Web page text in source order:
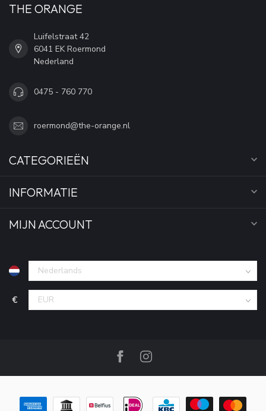
THE ORANGE
Luifelstraat 42
6041 EK Roermond
Nederland
0475 - 760 770
roermond@the-orange.nl
CATEGORIEËN
INFORMATIE
MIJN ACCOUNT
€